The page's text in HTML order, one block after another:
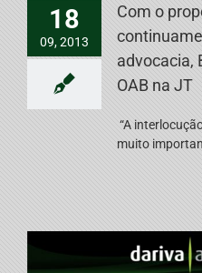
18
09, 2013
Com o
advocacia,
OAB na JT
“A
muito